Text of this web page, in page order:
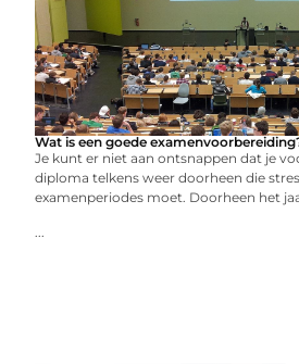
Wat is een goede
Je kunt er niet aan ontsnappen dat je
diploma telkens weer doorheen die
examenperiodes moet. Doorheen het
...